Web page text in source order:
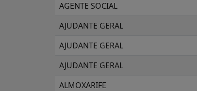
AGENTE SOCIAL
AJUDANTE GERAL
AJUDANTE GERAL
AJUDANTE GERAL
ALMOXARIFE